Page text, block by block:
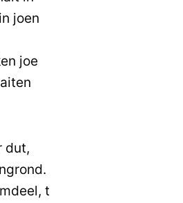
joen
joe
dut,
t